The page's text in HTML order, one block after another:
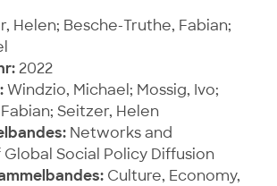
Helen; Besche-Truthe, Fabian;
2022
Windzio, Michael; Mossig, Ivo;
Seitzer, Helen
Networks and
Social Policy Diffusion
Culture, Economy,